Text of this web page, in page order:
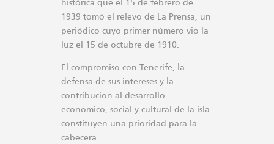
histórica que el 15 de febrero de
1939 tomó el relevo de La Prensa, un
periódico cuyo primer número vio la
luz el 15 de octubre de 1910.
El compromiso con Tenerife, la
defensa de sus intereses y la
contribución al desarrollo
económico, social y cultural de la isla
constituyen una prioridad para la
cabecera.